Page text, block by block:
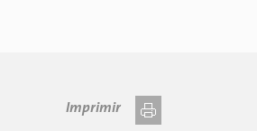
Imprimir